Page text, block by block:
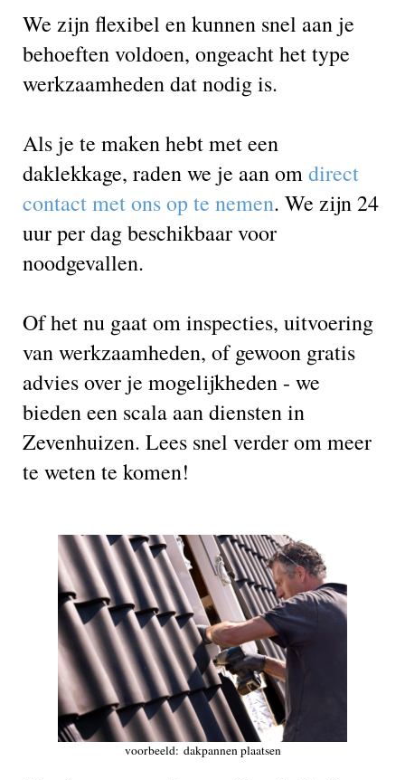
We zijn flexibel en kunnen snel aan je
behoeften voldoen, ongeacht het type
werkzaamheden dat nodig is.
Als je te maken hebt met een
daklekkage, raden we je aan omdirect
contact met ons op te nemen. We zijn 24
uur per dag beschikbaar voor
noodgevallen.
Of het nu gaat om inspecties, uitvoering
van werkzaamheden, of gewoon gratis
advies over je mogelijkheden - we
bieden een scala aan diensten in
Zevenhuizen. Lees snel verder om meer
te weten te komen!
voorbeeld: dakpannen plaatsen